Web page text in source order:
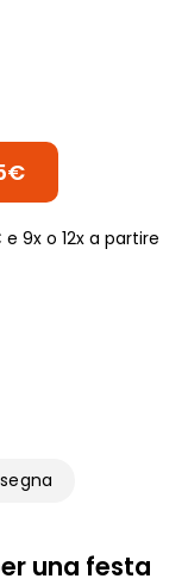
9x o 12x a partire
una festa